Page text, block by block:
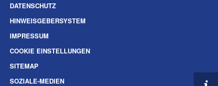
DATENSCHUTZ
HINWEISGEBERSYSTEM
IMPRESSUM
COOKIE EINSTELLUNGEN
SITEMAP
SOZIALE-MEDIEN